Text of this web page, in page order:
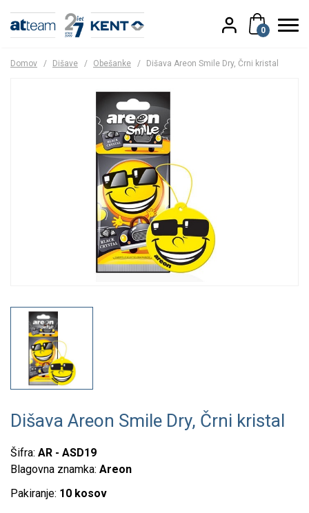
0
Domov / Dišave / Obešanke / Dišava Areon Smile Dry, Črni kristal
Dišava Areon Smile Dry, Črni kristal
Šifra: AR - ASD19
Blagovna znamka: Areon
Pakiranje: 10 kosov